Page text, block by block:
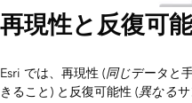
再現性と反復可
Esri では、再現性 (同じデータと
きること) と反復可能性 (異なる